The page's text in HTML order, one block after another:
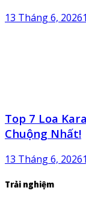
13 Tháng 6, 2026
Top 7 Loa
Chuộng Nhất!
13 Tháng 6, 2026
Trải nghiệm